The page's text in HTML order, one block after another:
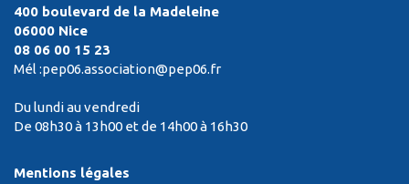
400 boulevard de la Madeleine
06000 Nice
08 06 00 15 23
Mél :pep06.association@pep06.fr
Du lundi au vendredi
De 08h30 à 13h00 et de 14h00 à 16h30
Mentions légales